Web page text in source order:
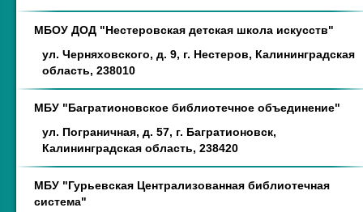
МБОУ ДОД "Нестеровская детская школа искусств"
ул. Черняховского, д. 9, г. Нестеров, Калининградская
область, 238010
МБУ "Багратионовское библиотечное объединение"
ул. Пограничная, д. 57, г. Багратионовск,
Калининградская область, 238420
МБУ "Гурьевская Централизованная библиотечная
система"